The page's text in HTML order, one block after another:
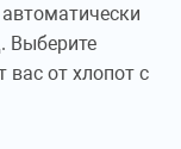
Выберите
вас от хлопот с